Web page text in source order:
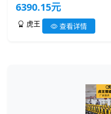
6390.15元
虎王 查看详情